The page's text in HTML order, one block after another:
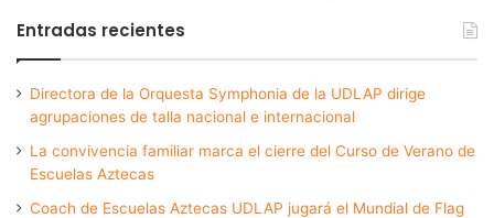
Entradas recientes
Directora de la Orquesta Symphonia de la UDLAP dirige
agrupaciones de talla nacional e internacional
La convivencia familiar marca el cierre del Curso de Verano de
Escuelas Aztecas
Coach de Escuelas Aztecas UDLAP jugará el Mundial de Flag